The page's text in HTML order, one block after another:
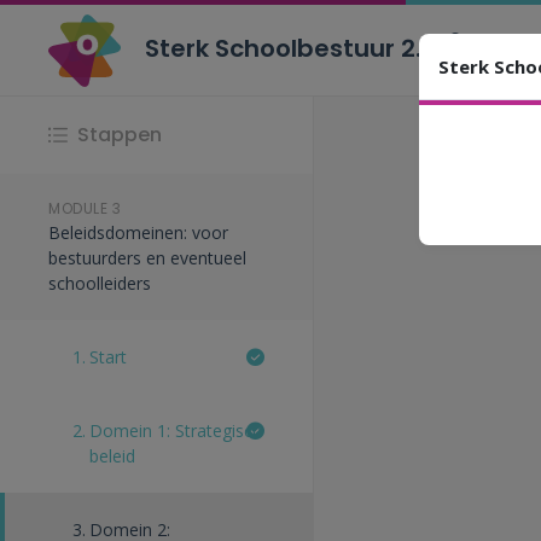
Stappen
MODULE 3
Beleidsdomeinen: voor
bestuurders en eventueel
schoolleiders
1. Start
2. Domein 1: Strategisch
beleid
3. Domein 2:
Sterk Schoolbestuur 2.0
Sterk